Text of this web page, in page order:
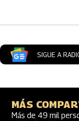
SIGUE A
MÁS
Más de 49 mil